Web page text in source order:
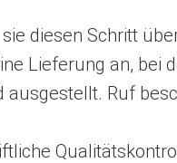
diesen Schritt
Lieferung an, bei
Ruf